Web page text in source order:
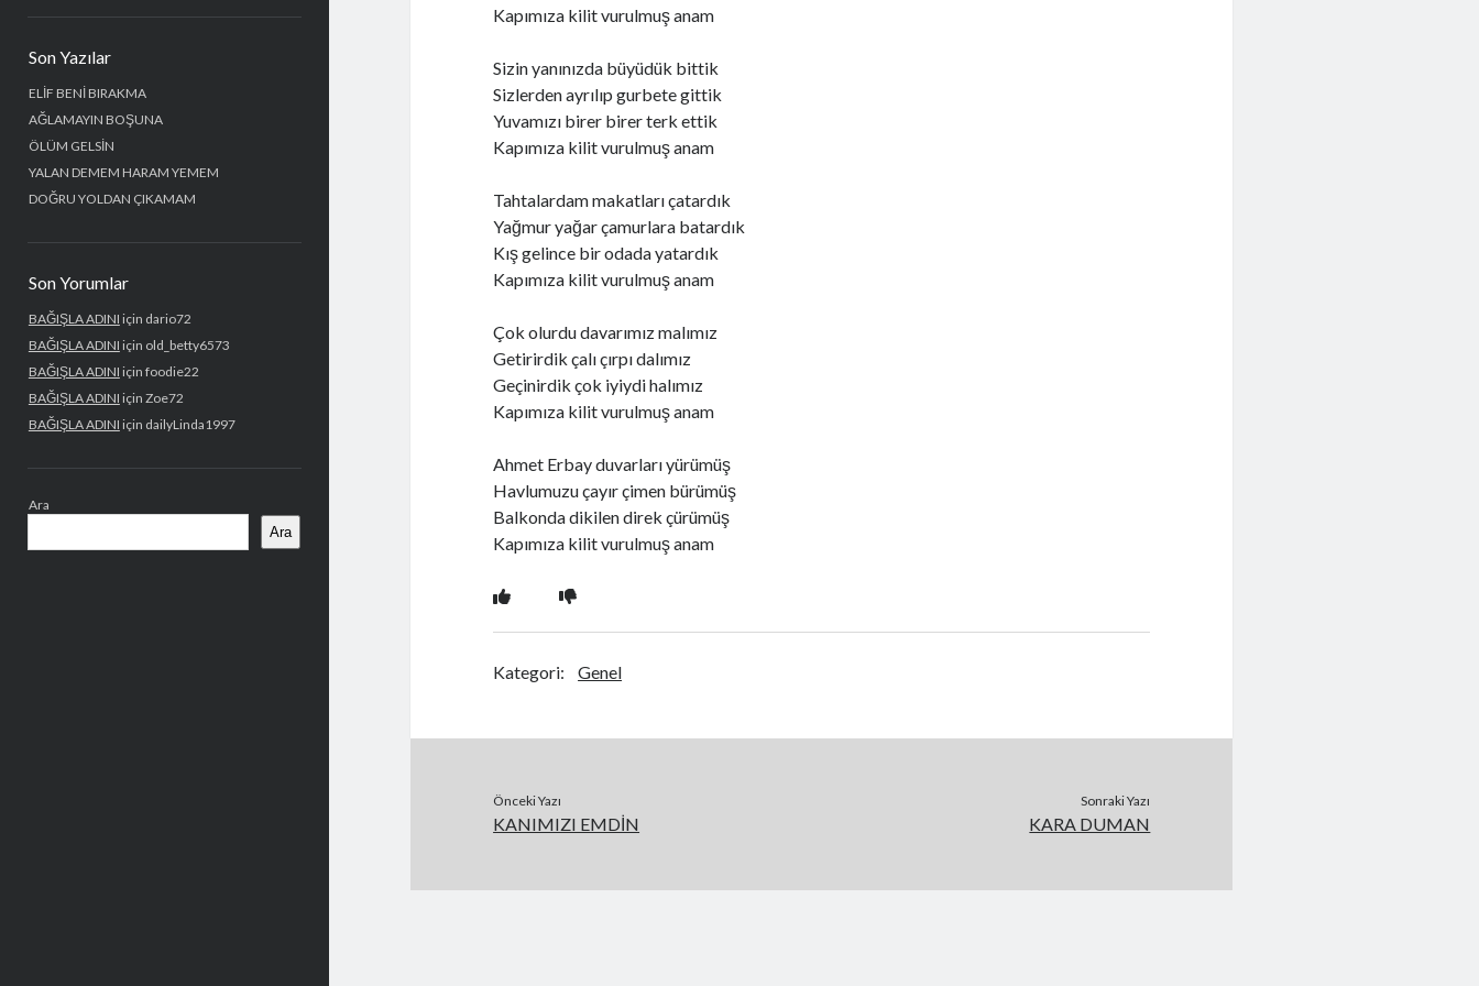
Menü
Son Yazılar
ELİF BENİ BIRAKMA
AĞLAMAYIN BOŞUNA
ÖLÜM GELSİN
YALAN DEMEM HARAM YEMEM
DOĞRU YOLDAN ÇIKAMAM
Son Yorumlar
BAĞIŞLA ADINI için dario72
BAĞIŞLA ADINI için old_betty6573
BAĞIŞLA ADINI için foodie22
BAĞIŞLA ADINI için Zoe72
BAĞIŞLA ADINI için dailyLinda1997
Ara
Ara
Kapımıza kilit vurulmuş anam
Sizin yanınızda büyüdük bittik
Sizlerden ayrılıp gurbete gittik
Yuvamızı birer birer terk ettik
Kapımıza kilit vurulmuş anam
Tahtalardam makatları çatardık
Yağmur yağar çamurlara batardık
Kış gelince bir odada yatardık
Kapımıza kilit vurulmuş anam
Çok olurdu davarımız malımız
Getirirdik çalı çırpı dalımız
Geçinirdik çok iyiydi halımız
Kapımıza kilit vurulmuş anam
Ahmet Erbay duvarları yürümüş
Havlumuzu çayır çimen bürümüş
Balkonda dikilen direk çürümüş
Kapımıza kilit vurulmuş anam
Kategori: Genel
Önceki Yazı
KANIMIZI EMDİN
Sonraki Yazı
KARA DUMAN